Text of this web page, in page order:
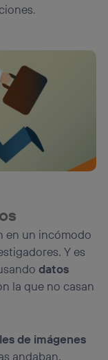
en un incómodo
Y es
datos
la que no casan
de imágenes
andaban,